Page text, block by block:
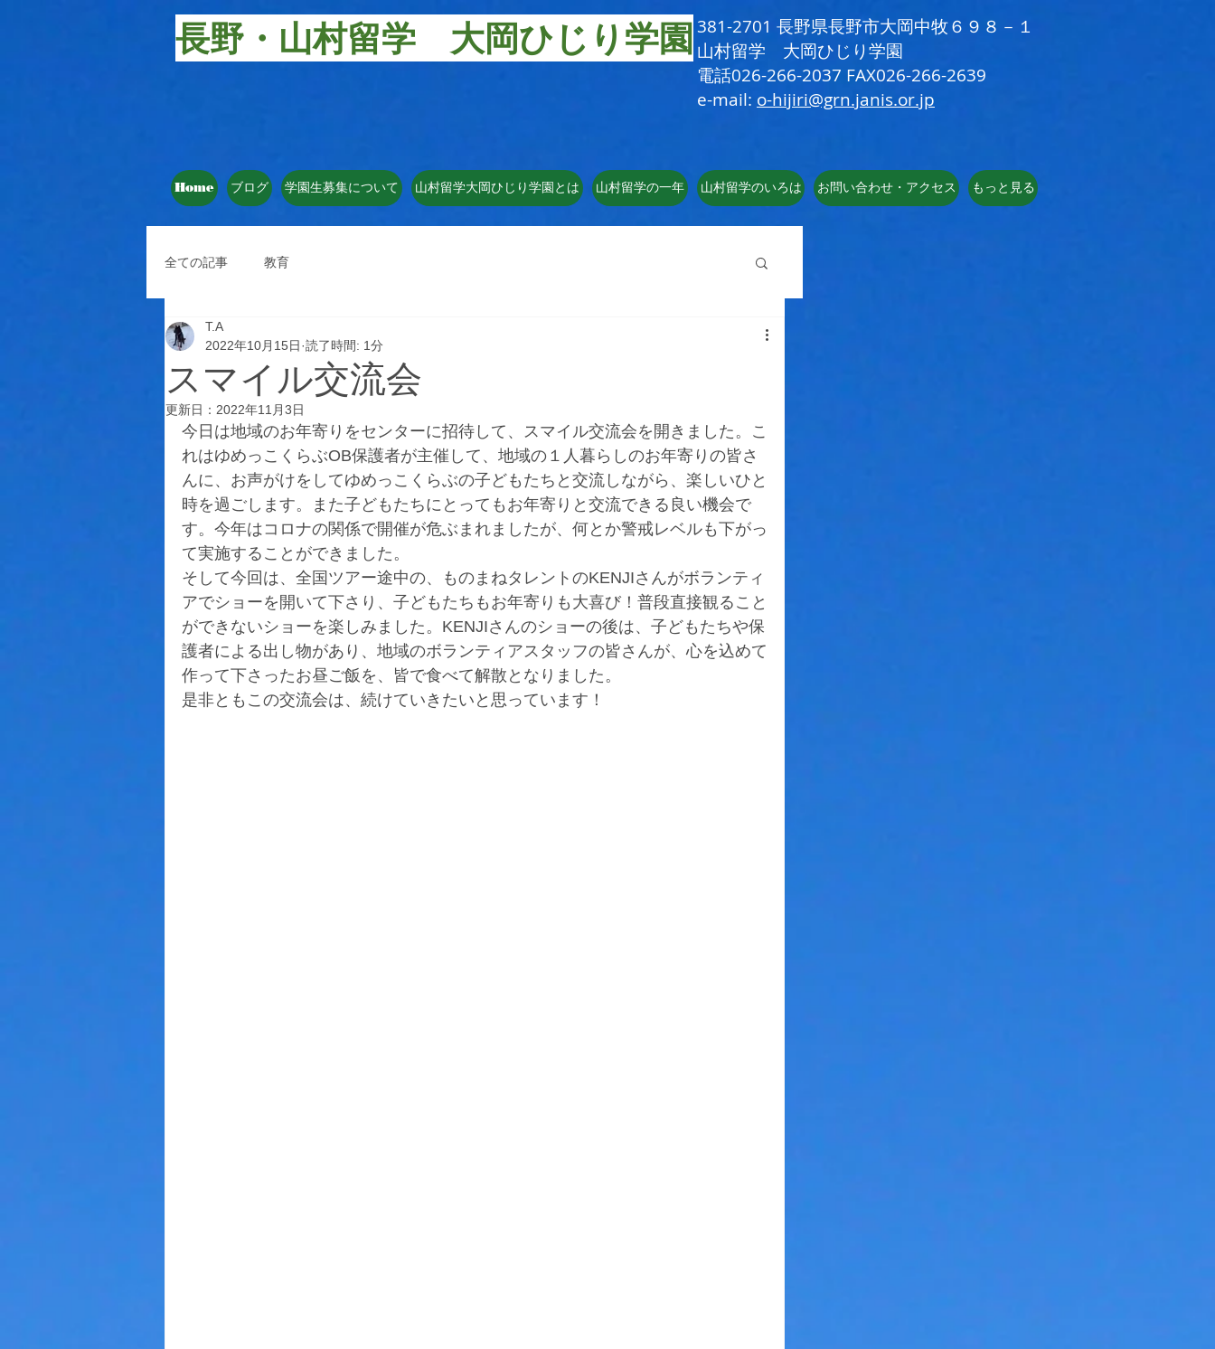
長野・山村留学 大岡ひじり学園381-2701 長野県長野市大岡中牧６９８－１
​山村留学 大岡ひじり学園
電話026-266-2037 FAX026-266-2639
e-mail: o-hijiri@grn.janis.or.jp
Home ブログ 学園生募集について 山村留学大岡ひじり学園とは 山村留学の一年 山村留学のいろは お問い合わせ・アクセス もっと見る
全ての記事 教育
スマイル交流会
T.A
2022年10月15日 読了時間: 1分
更新日： 2022年11月3日
今日は地域のお年寄りをセンターに招待して、スマイル交流会を開きました。こ
れはゆめっこくらぶOB保護者が主催して、地域の１人暮らしのお年寄りの皆さ
んに、お声がけをしてゆめっこくらぶの子どもたちと交流しながら、楽しいひと
時を過ごします。また子どもたちにとってもお年寄りと交流できる良い機会で
す。今年はコロナの関係で開催が危ぶまれましたが、何とか警戒レベルも下がっ
て実施することができました。
そして今回は、全国ツアー途中の、ものまねタレントのKENJIさんがボランティ
アでショーを開いて下さり、子どもたちもお年寄りも大喜び！普段直接観ること
ができないショーを楽しみました。KENJIさんのショーの後は、子どもたちや保
護者による出し物があり、地域のボランティアスタッフの皆さんが、心を込めて
作って下さったお昼ご飯を、皆で食べて解散となりました。
是非ともこの交流会は、続けていきたいと思っています！